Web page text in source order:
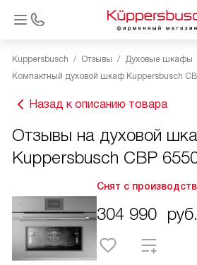
Kuppersbusch Отзывы
Духовые шкафы
Компактный духовой шкаф Kuppersbusch
Назад к описанию товара
Отзывы на духовой
Kuppersbusch CBP
Снят с
304 990 руб.